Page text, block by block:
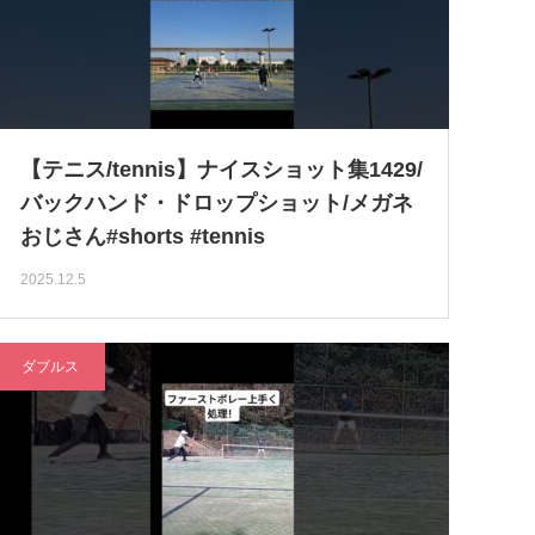
【テニス/tennis】ナイスショット集1429/
バックハンド・ドロップショット/メガネ
おじさん#shorts #tennis
2025.12.5
ダブルス